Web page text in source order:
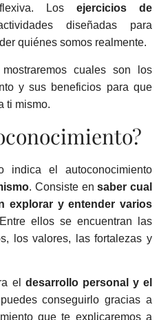
Losejercicios de
diseñadas para
quiénes somos realmente.
cuales son los
y sus beneficios para que
ti mismo.
el autoconocimiento
. Consiste en saber cual
explorar y entender varios
ellos se encuentran las
los valores, las fortalezas y
el desarrollo personal y el
conseguirlo gracias a
que te explicaremos a